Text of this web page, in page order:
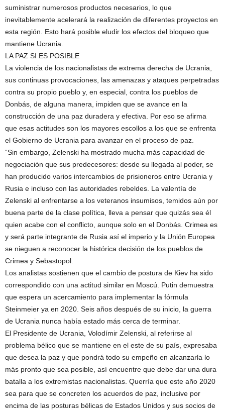
suministrar numerosos productos necesarios, lo que
inevitablemente acelerará la realización de diferentes proyectos en
esta región. Esto hará posible eludir los efectos del bloqueo que
mantiene Ucrania.
LA PAZ SI ES POSIBLE
La violencia de los nacionalistas de extrema derecha de Ucrania,
sus continuas provocaciones, las amenazas y ataques perpetradas
contra su propio pueblo y, en especial, contra los pueblos de
Donbás, de alguna manera, impiden que se avance en la
construcción de una paz duradera y efectiva. Por eso se afirma
que esas actitudes son los mayores escollos a los que se enfrenta
el Gobierno de Ucrania para avanzar en el proceso de paz.
“Sin embargo, Zelenski ha mostrado mucha más capacidad de
negociación que sus predecesores: desde su llegada al poder, se
han producido varios intercambios de prisioneros entre Ucrania y
Rusia e incluso con las autoridades rebeldes. La valentía de
Zelenski al enfrentarse a los veteranos insumisos, temidos aún por
buena parte de la clase política, lleva a pensar que quizás sea él
quien acabe con el conflicto, aunque solo en el Donbás. Crimea es
y será parte integrante de Rusia así el imperio y la Unión Europea
se nieguen a reconocer la histórica decisión de los pueblos de
Crimea y Sebastopol.
Los analistas sostienen que el cambio de postura de Kiev ha sido
correspondido con una actitud similar en Moscú. Putin demuestra
que espera un acercamiento para implementar la fórmula
Steinmeier ya en 2020. Seis años después de su inicio, la guerra
de Ucrania nunca había estado más cerca de terminar.
El Presidente de Ucrania, Volodímir Zelenski, al referirse al
problema bélico que se mantiene en el este de su país, expresaba
que desea la paz y que pondrá todo su empeño en alcanzarla lo
más pronto que sea posible, así encuentre que debe dar una dura
batalla a los extremistas nacionalistas. Querría que este año 2020
sea para que se concreten los acuerdos de paz, inclusive por
encima de las posturas bélicas de Estados Unidos y sus socios de